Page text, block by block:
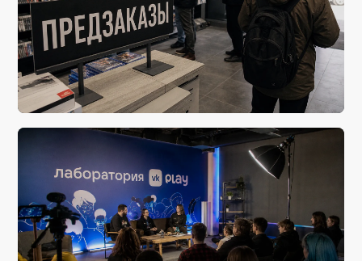
Релиз GTA 6 спровоцировал массовый перенос
осенних игровых премьер